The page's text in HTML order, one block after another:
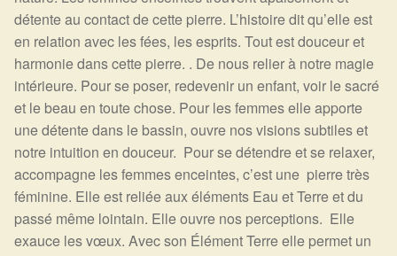
détente au contact de cette pierre. L’histoire dit qu’elle est
en relation avec les fées, les esprits. Tout est douceur et
harmonie dans cette pierre. . De nous relier à notre magie
intérieure. Pour se poser, redevenir un enfant, voir le sacré
et le beau en toute chose. Pour les femmes elle apporte
une détente dans le bassin, ouvre nos visions subtiles et
notre intuition en douceur. Pour se détendre et se relaxer,
accompagne les femmes enceintes, c’est une pierre très
féminine. Elle est reliée aux éléments Eau et Terre et du
passé même lointain. Elle ouvre nos perceptions. Elle
exauce les vœux. Avec son Élément Terre elle permet un